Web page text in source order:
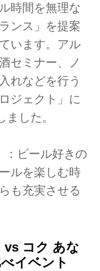
時間を無理な
ンス」を提案
います。アル
セミナー、ノ
れなどを行う
ジェクト」に
した。
ビール好きの
ルを楽しむ時
も充実させる
vs コク あな
イベント